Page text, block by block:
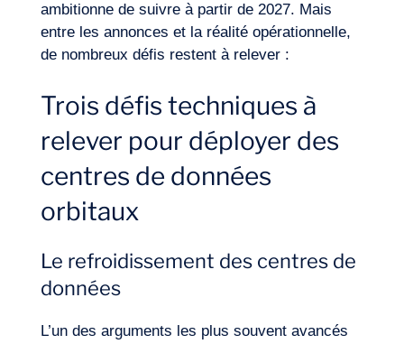
ambitionne de suivre à partir de 2027. Mais
entre les annonces et la réalité opérationnelle,
de nombreux défis restent à relever :
Trois défis techniques à
relever pour déployer des
centres de données
orbitaux
Le refroidissement des centres de
données
L’un des arguments les plus souvent avancés